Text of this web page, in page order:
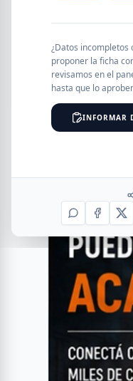
PROVINCIA
¿Datos incompletos
proponer la ficha
revisamos en el
hasta que lo
INFORMAR